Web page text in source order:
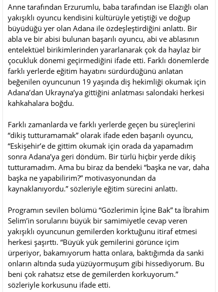
Anne tarafından Erzurumlu, baba tarafından ise Elazığlı olan
yakışıklı oyuncu kendisini kültürüyle yetiştiği ve doğup
büyüdüğü yer olan Adana ile özdeşleştirdiğini anlattı. Bir
abla ve bir abisi bulunan başarılı oyuncu, abi ve ablasının
entelektüel birikimlerinden yararlanarak çok da haylaz bir
çocukluk dönemi geçirmediğini ifade etti. Farklı dönemlerde
farklı yerlerde eğitim hayatını sürdürdüğünü anlatan
beğenilen oyuncunun 19 yaşında diş hekimliği okumak için
Adana’dan Ukrayna’ya gittiğini anlatması salondaki herkesi
kahkahalara boğdu.
Farklı zamanlarda ve farklı yerlerde geçen bu süreçlerini
“dikiş tutturamamak” olarak ifade eden başarılı oyuncu,
“Eskişehir’e de gittim okumak için orada da yapamadım
sonra Adana’ya geri döndüm. Bir türlü hiçbir yerde dikiş
tutturamadım. Ama bu biraz da bendeki “başka ne var, daha
başka ne yapabilirim?” motivasyonundan da
kaynaklanıyordu.” sözleriyle eğitim sürecini anlattı.
Programın sevilen bölümü “Gözlerimin İçine Bak” ta İbrahim
Selim’in sorularını büyük bir samimiyetle cevap veren
yakışıklı oyuncunun gemilerden korktuğunu itiraf etmesi
herkesi şaşırttı. “Büyük yük gemilerini görünce içim
ürperiyor, bakamıyorum hatta onlara, baktığımda da sanki
onların altında suda yüzüyormuşum gibi hissediyorum. Bu
beni çok rahatsız etse de gemilerden korkuyorum.”
sözleriyle korkusunu ifade etti.